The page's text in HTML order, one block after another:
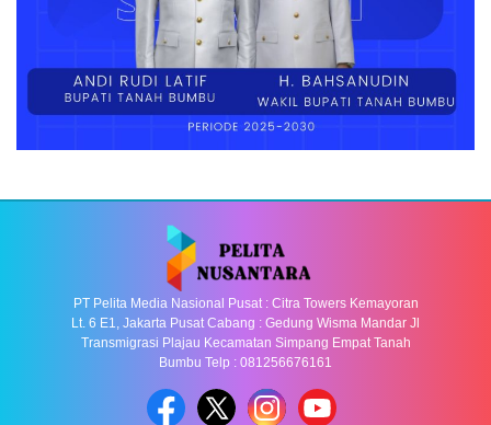
PT Pelita Media Nasional Pusat : Citra Towers Kemayoran
Lt. 6 E1, Jakarta Pusat Cabang : Gedung Wisma Mandar Jl
Transmigrasi Plajau Kecamatan Simpang Empat Tanah
Bumbu Telp : 081256676161